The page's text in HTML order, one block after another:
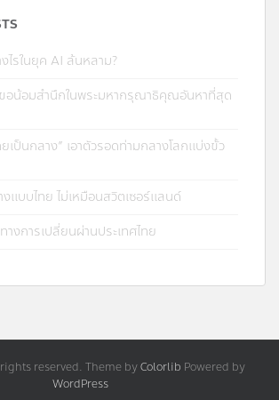
ไรในยุค AI ล้นหลาม?
ขอน้อมสำนึกในพระมหากรุณาธิคุณอันหาที่สุด
เป็นกลาง” เอาตัวรอดท่ามกลางโลกแบ่งขั้ว
แบบไทย ไม่เหมือนสวิตเซอร์แลนด์
างการเปลี่ยนผ่านประเทศไทย
reserved. Theme byColorlib Powered by
WordPress